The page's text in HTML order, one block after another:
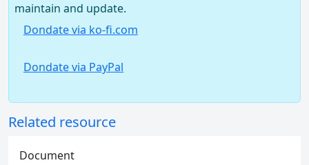
maintain and update.
Dondate via ko-fi.com
Dondate via PayPal
Related resource
Document